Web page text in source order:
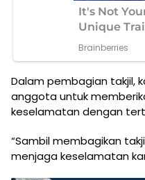
Dalam pembagian takjil,
anggota untuk
keselamatan dengan
“Sambil membagikan
menjaga keselamatan